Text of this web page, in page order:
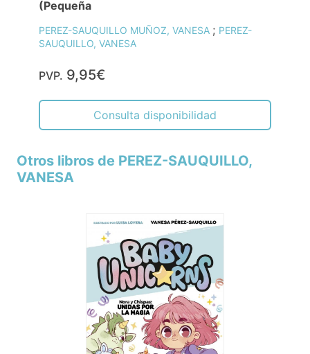
(Pequeña
PEREZ-SAUQUILLO MUÑOZ, VANESA ; PEREZ-
SAUQUILLO, VANESA
PVP. 9,95€
Consulta disponibilidad
Otros libros de PEREZ-SAUQUILLO,
VANESA